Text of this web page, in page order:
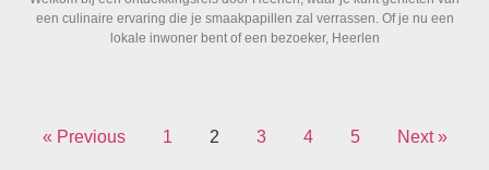
een culinaire ervaring die je smaakpapillen zal verrassen. Of je nu een
lokale inwoner bent of een bezoeker, Heerlen
« Previous 1 2 3 4 5 Next »